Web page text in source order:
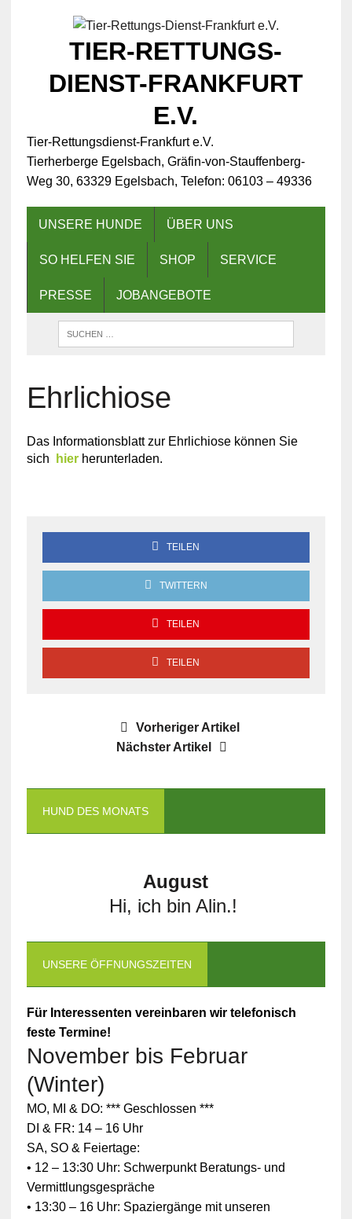
TIER-RETTUNGS-
DIENST-FRANKFURT
E.V.
Tier-Rettungsdienst-Frankfurt e.V.
Tierherberge Egelsbach, Gräfin-von-Stauffenberg-
Weg 30, 63329 Egelsbach, Telefon: 06103 – 49336
UNSERE HUNDE ÜBER UNS
SO HELFEN SIE SHOP SERVICE
PRESSE JOBANGEBOTE
Ehrlichiose
Das Informationsblatt zur Ehrlichiose können Sie
sich
hierherunterladen.
TEILEN
TWITTERN
TEILEN
TEILEN
Vorheriger Artikel
Nächster Artikel
HUND DES MONATS
August
Hi, ich bin Alin.!
UNSERE ÖFFNUNGSZEITEN
Für Interessenten vereinbaren wir telefonisch
feste Termine!
November bis Februar
(Winter)
MO, MI & DO: *** Geschlossen ***
DI & FR: 14 – 16 Uhr
SA, SO & Feiertage:
• 12 – 13:30 Uhr: Schwerpunkt Beratungs- und
Vermittlungsgespräche
• 13:30 – 16 Uhr: Spaziergänge mit unseren